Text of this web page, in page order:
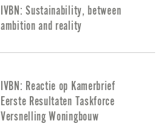
IVBN: Sustainability, between
ambition and reality
IVBN: Reactie op Kamerbrief
Eerste Resultaten Taskforce
Versnelling Woningbouw